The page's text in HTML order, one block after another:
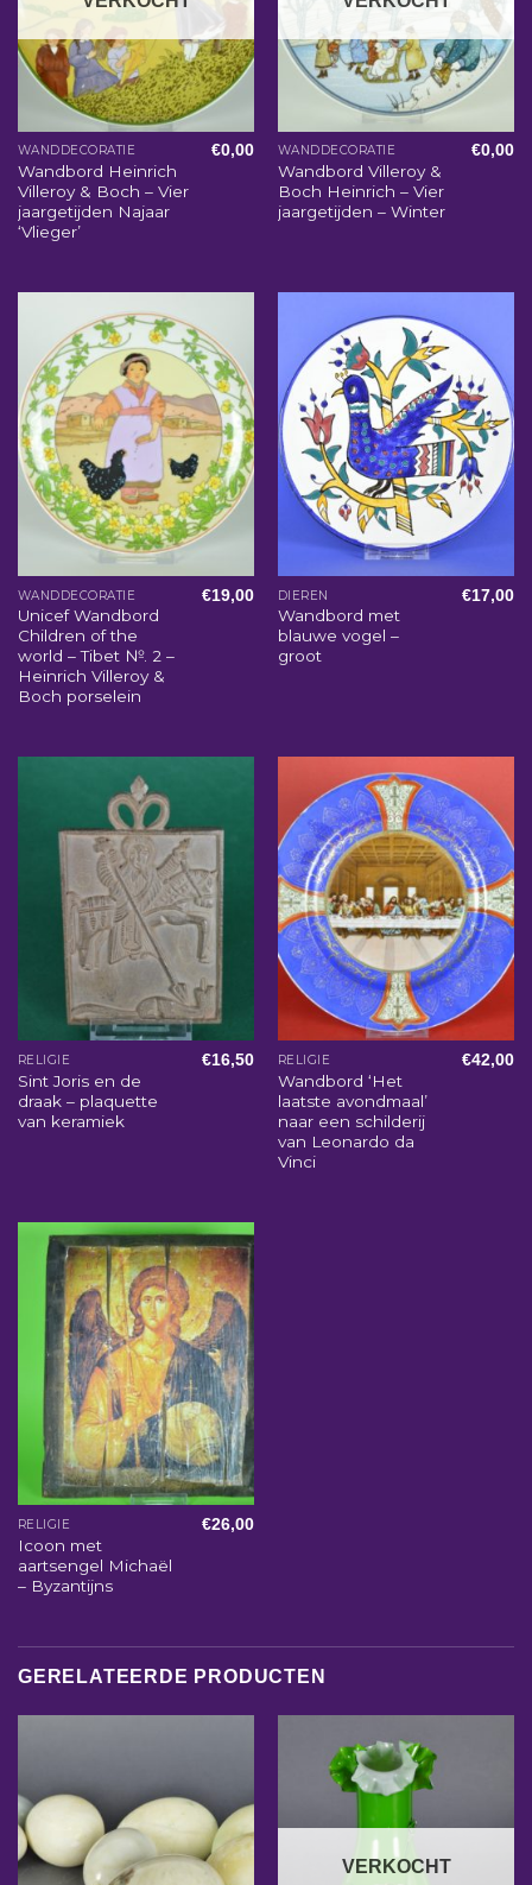
WANDDECORATIE
Wandbord Heinrich
Villeroy & Boch – Vier
jaargetijden Najaar
‘Vlieger’
€0,00 WANDDECORATIE
Wandbord Villeroy &
Boch Heinrich – Vier
jaargetijden – Winter
€0,00
WANDDECORATIE
Unicef Wandbord
Children of the
world – Tibet №. 2 –
Heinrich Villeroy &
Boch porselein
€19,00 DIEREN
Wandbord met
blauwe vogel –
groot
€17,00
RELIGIE
Sint Joris en de
draak – plaquette
van keramiek
€16,50 RELIGIE
Wandbord ‘Het
laatste avondmaal’
naar een schilderij
van Leonardo da
Vinci
€42,00
RELIGIE
Icoon met
aartsengel Michaël
– Byzantijns
€26,00
GERELATEERDE PRODUCTEN
VERKOCHT